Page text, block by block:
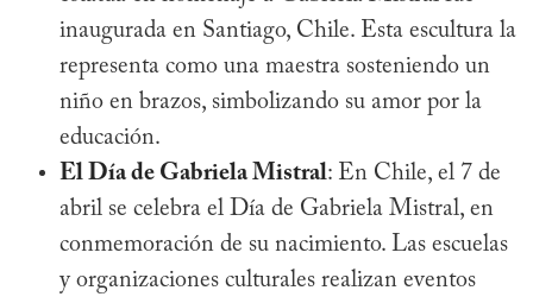
inaugurada en Santiago, Chile. Esta escultura la
representa como una maestra sosteniendo un
niño en brazos, simbolizando su amor por la
educación.
El Día de Gabriela Mistral: En Chile, el 7 de
abril se celebra el Día de Gabriela Mistral, en
conmemoración de su nacimiento. Las escuelas
y organizaciones culturales realizan eventos